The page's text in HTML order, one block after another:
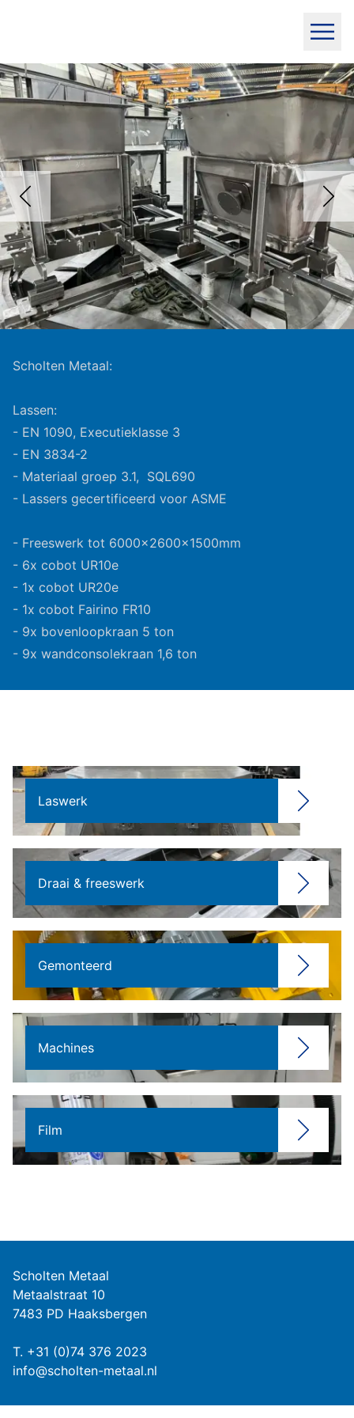
Scholten Metaal:
Lassen:
- EN 1090, Executieklasse 3
- EN 3834-2
- Materiaal groep 3.1, SQL690
- Lassers gecertificeerd voor ASME
- Freeswerk tot 6000x2600x1500mm
- 6x cobot UR10e
- 1x cobot UR20e
- 1x cobot Fairino FR10
- 9x bovenloopkraan 5 ton
- 9x wandconsolekraan 1,6 ton
Laswerk
Draai & freeswerk
Gemonteerd
Machines
Film
Scholten Metaal
Metaalstraat 10
7483 PD Haaksbergen
T. +31 (0)74 376 2023
info@scholten-metaal.nl